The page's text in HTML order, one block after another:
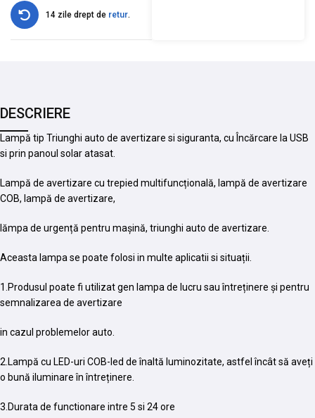
14 zile drept de retur.
DESCRIERE
Lampă tip Triunghi auto de avertizare si siguranta, cu Încărcare la USB
si prin panoul solar atasat.
Lampă de avertizare cu trepied multifuncțională, lampă de avertizare
COB, lampă de avertizare,
lămpa de urgență pentru mașină, triunghi auto de avertizare.
Aceasta lampa se poate folosi in multe aplicatii si situații.
1.Produsul poate fi utilizat gen lampa de lucru sau întreținere și pentru
semnalizarea de avertizare
in cazul problemelor auto.
2.Lampă cu LED-uri COB-led de înaltă luminozitate, astfel încât să aveți
o bună iluminare în întreținere.
3.Durata de functionare intre 5 si 24 ore